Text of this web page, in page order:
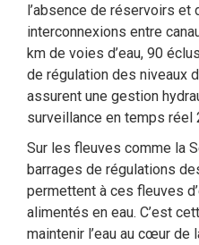
l’absence de réservoirs et
interconnexions entre
km de voies d’eau, 90
de régulation des niveaux
assurent une gestion
surveillance en temps réel
Sur les fleuves comme la
barrages de régulations
permettent à ces fleuves
alimentés en eau. C’est
maintenir l’eau au cœur